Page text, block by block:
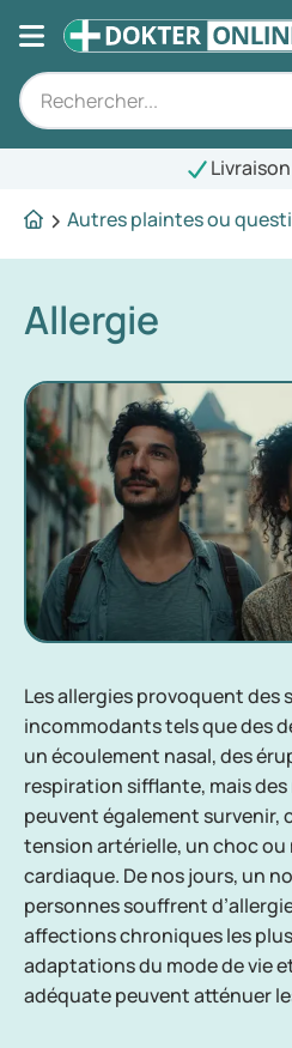
Autres plaintes ou
Allergie
Les allergies provoquent des
incommodants tels que des
un écoulement nasal, des
respiration sifflante, mais
peuvent également survenir,
tension artérielle, un choc ou
cardiaque. De nos jours, un
personnes souffrent
affections chroniques les
adaptations du mode de vie
adéquate peuvent atténuer